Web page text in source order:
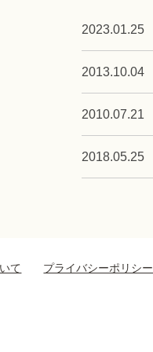
2023.01.25
2013.10.04
2010.07.21
2018.05.25
て プライバシーポリシー